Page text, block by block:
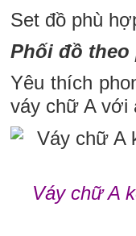
Set đồ phù
Phối đồ
Yêu thích
váy chữ A với
Váy chữ A